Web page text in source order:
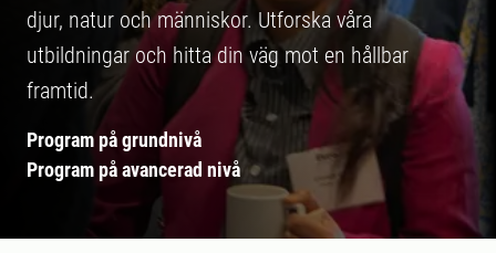
djur, natur och människor. Utforska våra
utbildningar och hitta din väg mot en hållbar
framtid.
Program på grundnivå
Program på avancerad nivå